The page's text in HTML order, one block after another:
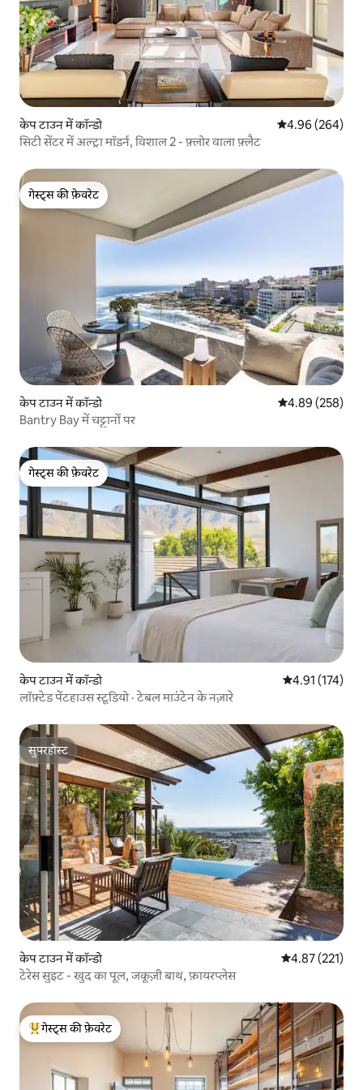
केप टाउन में कॉन्डो औसत रेटिंग 5 में से
4.96 (264)
सिटी सेंटर में अल्ट्रा मॉडर्न, विशाल 2 - फ़्लोर वाला फ़्लैट
गेस्ट्स की फ़ेवरेट
गेस्ट्स की फ़ेवरेट
केप टाउन में कॉन्डो औसत रेटिंग 5 में से
4.89 (258)
Bantry Bay में चट्टानों पर
गेस्ट्स की फ़ेवरेट
गेस्ट्स की फ़ेवरेट
केप टाउन में कॉन्डो औसत रेटिंग 5 में से
4.91 (174)
लॉफ़्टेड पेंटहाउस स्टूडियो · टेबल माउंटेन के नज़ारे
सुपरहोस्ट
सुपरहोस्ट
केप टाउन में कॉन्डो औसत रेटिंग 5 में से
4.87 (221)
टेरेस सुइट - खुद का पूल, जकूज़ी बाथ, फ़ायरप्लेस
गेस्ट्स का टॉप फ़ेवरेट
गेस्ट्स की फ़ेवरेट